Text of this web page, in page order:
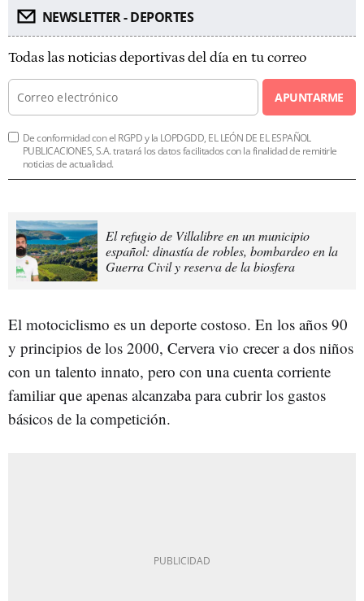
NEWSLETTER - DEPORTES
Todas las noticias deportivas del día en tu correo
APUNTARME
De conformidad con el RGPD y la LOPDGDD, EL LEÓN DE EL ESPAÑOL
PUBLICACIONES, S.A. tratará los datos facilitados con la finalidad de remitirle
noticias de actualidad.
El refugio de Villalibre en un municipio
español: dinastía de robles, bombardeo en la
Guerra Civil y reserva de la biosfera
El motociclismo es un deporte costoso. En los años 90
y principios de los 2000, Cervera vio crecer a dos niños
con un talento innato, pero con una cuenta corriente
familiar que apenas alcanzaba para cubrir los gastos
básicos de la competición.